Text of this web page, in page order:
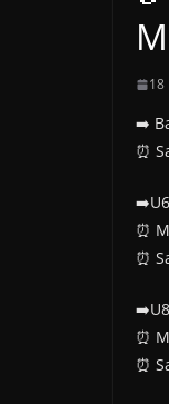
18
➡️
⏰️
⏰️
⏰️
⏰️
⏰️